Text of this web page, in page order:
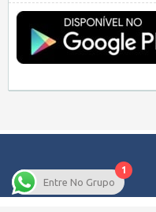
1
Entre No Grupo